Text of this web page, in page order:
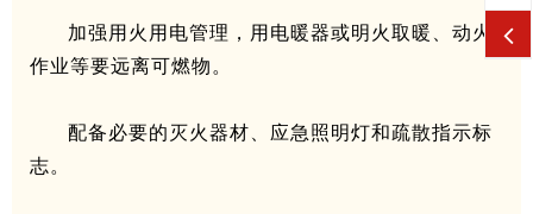
加强用火用电管理，用电暖器或明火取暖、动火
作业等要远离可燃物。
配备必要的灭火器材、应急照明灯和疏散指示标
志。